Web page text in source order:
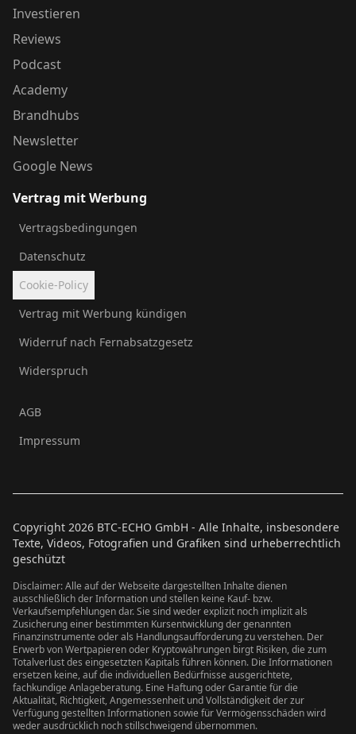
Investieren
Reviews
Podcast
Academy
Brandhubs
Newsletter
Google News
Vertrag mit Werbung
Vertragsbedingungen
Datenschutz
Cookie-Policy
Vertrag mit Werbung kündigen
Widerruf nach Fernabsatzgesetz
Widerspruch
AGB
Impressum
Copyright 2026 BTC-ECHO GmbH - Alle Inhalte, insbesondere
Texte, Videos, Fotografien und Grafiken sind urheberrechtlich
geschützt
Disclaimer: Alle auf der Webseite dargestellten Inhalte dienen
ausschließlich der Information und stellen keine Kauf- bzw.
Verkaufsempfehlungen dar. Sie sind weder explizit noch implizit als
Zusicherung einer bestimmten Kursentwicklung der genannten
Finanzinstrumente oder als Handlungsaufforderung zu verstehen. Der
Erwerb von Wertpapieren oder Kryptowährungen birgt Risiken, die zum
Totalverlust des eingesetzten Kapitals führen können. Die Informationen
ersetzen keine, auf die individuellen Bedürfnisse ausgerichtete,
fachkundige Anlageberatung. Eine Haftung oder Garantie für die
Aktualität, Richtigkeit, Angemessenheit und Vollständigkeit der zur
Verfügung gestellten Informationen sowie für Vermögensschäden wird
weder ausdrücklich noch stillschweigend übernommen.